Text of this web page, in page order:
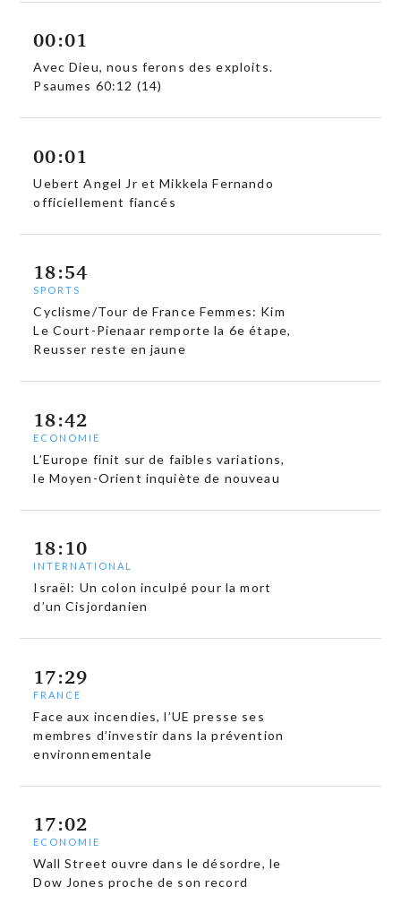
00:01
Avec Dieu, nous ferons des exploits.
Psaumes 60:12 (14)
00:01
Uebert Angel Jr et Mikkela Fernando
officiellement fiancés
18:54
SPORTS
Cyclisme/Tour de France Femmes: Kim
Le Court-Pienaar remporte la 6e étape,
Reusser reste en jaune
18:42
ECONOMIE
L’Europe finit sur de faibles variations,
le Moyen-Orient inquiète de nouveau
18:10
INTERNATIONAL
Israël: Un colon inculpé pour la mort
d’un Cisjordanien
17:29
FRANCE
Face aux incendies, l’UE presse ses
membres d’investir dans la prévention
environnementale
17:02
ECONOMIE
Wall Street ouvre dans le désordre, le
Dow Jones proche de son record